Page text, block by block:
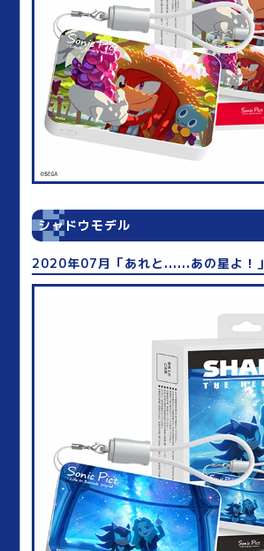
シャドウモデル
2020年07月「あれと......あの星よ！」